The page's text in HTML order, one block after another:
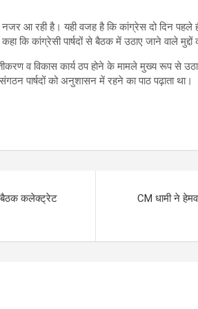
आ रही है। यही वजह है कि कांग्रेस दो दिन पहले
कि कांग्रेसी पार्षदों से बैठक में उठाए जाने वाले मुद्दों
व विकास कार्य ठप होने के मामले मुख्य रूप से
पार्षदों को अनुशासन में रहने का पाठ पढ़ाता था।
बैठक कलेक्ट्रेट
CM धामी ने